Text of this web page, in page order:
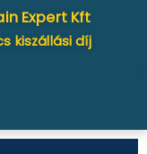
Expert Kft
kiszállási díj